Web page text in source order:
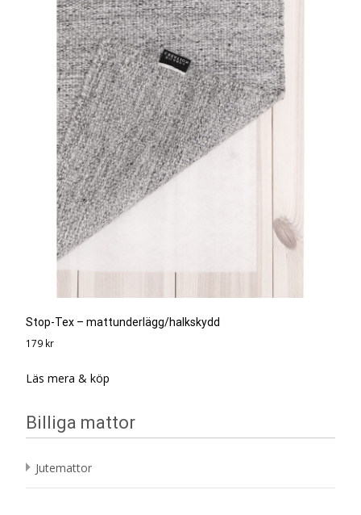
Stop-Tex – mattunderlägg/halkskydd
179 kr
Läs mera & köp
Billiga mattor
Jutemattor